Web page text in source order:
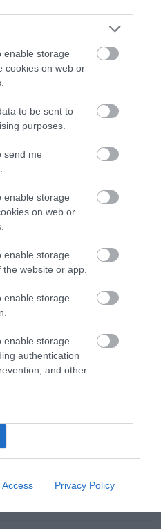
enable storage
cookies on web or
to be sent to
purposes.
send me
enable storage
on web or
enable storage
website or app.
enable storage
enable storage
authentication
and other
Access Privacy Policy
MUNKA: LEHETŐSÉGEK ÉS
09|Promóció
TANÓRÁK ÉS KEVESEBB HÁZI
JÖHET AZ ALSÓ ...
JELÖLI KÖZTÁRSASÁGI
A TISZA
08
JÖN A...
08 Mindenki ügye
LÁTVÁNYOSSÁGAI,
EGY HÓNAP IS LEHET, MIRE
07